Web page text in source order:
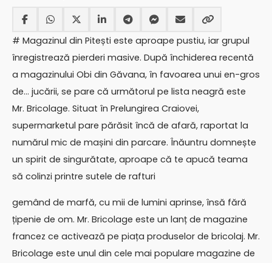
# Magazinul din Pitești este aproape pustiu, iar grupul
înregistrează pierderi masive. După închiderea recentă
a magazinului Obi din Găvana, în favoarea unui en-gros
de… jucării, se pare că următorul pe lista neagră este
Mr. Bricolage. Situat în Prelungirea Craiovei,
supermarketul pare părăsit încă de afară, raportat la
numărul mic de mașini din parcare. Înăuntru domnește
un spirit de singurătate, aproape că te apucă teama
să colinzi printre sutele de rafturi
gemând de marfă, cu mii de lumini aprinse, însă fără
țipenie de om. Mr. Bricolage este un lanț de magazine
francez ce activează pe piața produselor de bricolaj. Mr.
Bricolage este unul din cele mai populare magazine de